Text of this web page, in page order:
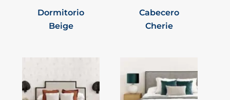
Dormitorio
Beige
Cabecero
Cherie